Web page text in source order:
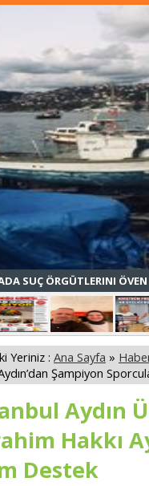
SUÇ ÖRGÜTLERINI
Yeriniz : Ana Sayfa »
Şampiyon
Aydın
Hakkı
Destek